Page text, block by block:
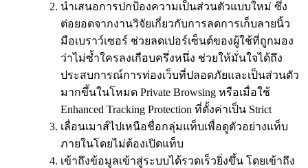
นำเสนอการปกป้องความเป็นส่วนตัวแบบใหม่ ซึ่ง
ต่อยอดจากงานวิจัยเกี่ยวกับการลดการเก็บลายนิ้ว
มือเบราว์เซอร์ ช่วยลดเปอร์เซ็นต์ของผู้ใช้ที่ถูกมอง
ว่าไม่ซ้ำใครลงเกือบครึ่งหนึ่ง ช่วยให้มั่นใจได้ถึง
ประสบการณ์การท่องเว็บที่ปลอดภัยและเป็นส่วนตัว
มากขึ้นในโหมด Private Browsing หรือเมื่อใช้
Enhanced Tracking Protection ที่ตั้งค่าเป็น Strict
เลื่อนเมาส์ไปเหนือชื่อกลุ่มแท็บเพื่อดูตัวอย่างแท็บ
ภายในโดยไม่ต้องเปิดแท็บ
เข้าถึงข้อมูลเข้าสู่ระบบได้รวดเร็วยิ่งขึ้น โดยเข้าถึง